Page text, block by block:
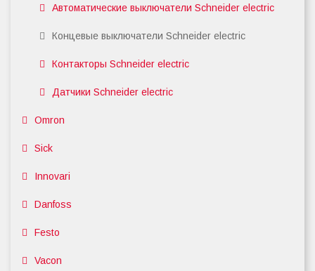
Автоматические выключатели Schneider electric
Концевые выключатели Schneider electric
Контакторы Schneider electric
Датчики Schneider electric
Omron
Sick
Innovari
Danfoss
Festo
Vacon